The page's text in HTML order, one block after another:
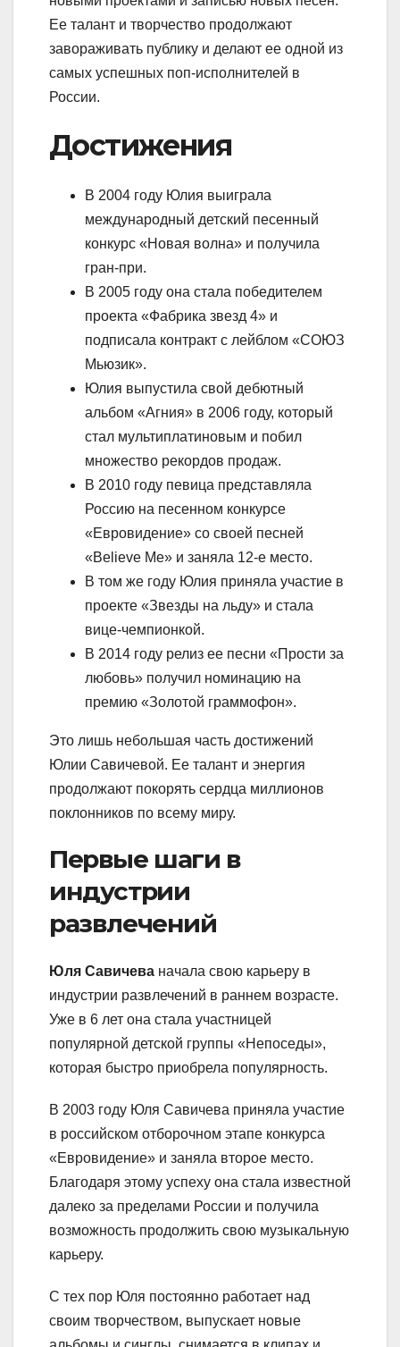
Ее талант и творчество продолжают
завораживать публику и делают ее одной из
самых успешных поп-исполнителей в
России.
Достижения
В 2004 году Юлия выиграла
международный детский песенный
конкурс «Новая волна» и получила
гран-при.
В 2005 году она стала победителем
проекта «Фабрика звезд 4» и
подписала контракт с лейблом «СОЮЗ
Мьюзик».
Юлия выпустила свой дебютный
альбом «Агния» в 2006 году, который
стал мультиплатиновым и побил
множество рекордов продаж.
В 2010 году певица представляла
Россию на песенном конкурсе
«Евровидение» со своей песней
«Believe Me» и заняла 12-е место.
В том же году Юлия приняла участие в
проекте «Звезды на льду» и стала
вице-чемпионкой.
В 2014 году релиз ее песни «Прости за
любовь» получил номинацию на
премию «Золотой граммофон».
Это лишь небольшая часть достижений
Юлии Савичевой. Ее талант и энергия
продолжают покорять сердца миллионов
поклонников по всему миру.
Первые шаги в
индустрии
развлечений
Юля Савичева начала свою карьеру в
индустрии развлечений в раннем возрасте.
Уже в 6 лет она стала участницей
популярной детской группы «Непоседы»,
которая быстро приобрела популярность.
В 2003 году Юля Савичева приняла участие
в российском отборочном этапе конкурса
«Евровидение» и заняла второе место.
Благодаря этому успеху она стала известной
далеко за пределами России и получила
возможность продолжить свою музыкальную
карьеру.
С тех пор Юля постоянно работает над
своим творчеством, выпускает новые